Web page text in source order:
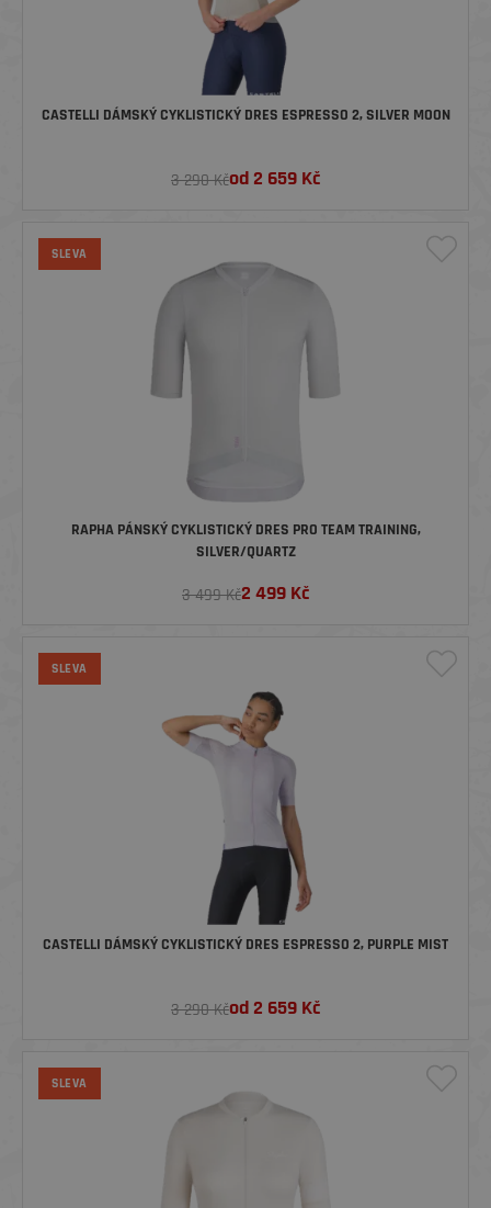
CASTELLI DÁMSKÝ CYKLISTICKÝ DRES ESPRESSO 2, SILVER MOON
3 290 Kčod 2 659 Kč
SLEVA
RAPHA PÁNSKÝ CYKLISTICKÝ DRES PRO TEAM TRAINING,
SILVER/QUARTZ
3 499 Kč2 499 Kč
SLEVA
CASTELLI DÁMSKÝ CYKLISTICKÝ DRES ESPRESSO 2, PURPLE MIST
3 290 Kčod 2 659 Kč
SLEVA